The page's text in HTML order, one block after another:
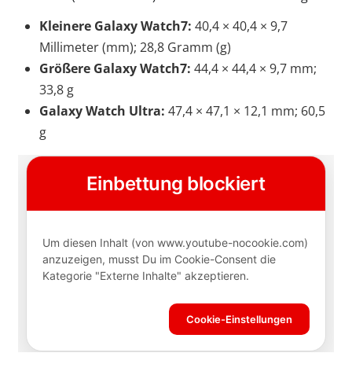
Kleinere Galaxy Watch7: 40,4 × 40,4 × 9,7
Millimeter (mm); 28,8 Gramm (g)
Größere Galaxy Watch7: 44,4 × 44,4 × 9,7 mm;
33,8 g
Galaxy Watch Ultra: 47,4 × 47,1 × 12,1 mm; 60,5
g